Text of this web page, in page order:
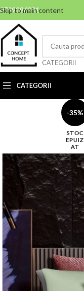
Skip to main content
0799996381
CATEGORII
CATEGORII
-35%
STOC
EPUIZ
AT